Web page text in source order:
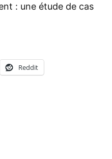
: une étude de cas
Reddit